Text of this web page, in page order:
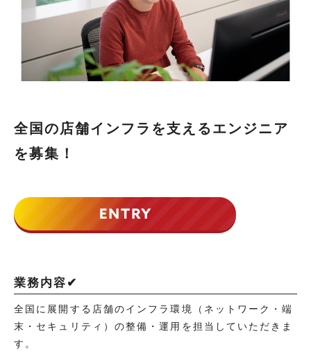
全国の店舗インフラを支えるエンジニア
を募集！
業務内容✔
全国に展開する店舗のインフラ環境（ネットワーク・端
末・セキュリティ）の整備・運用を担当していただきま
す。